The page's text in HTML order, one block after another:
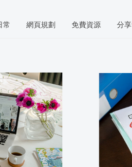
常 網頁規劃 免費資源 分